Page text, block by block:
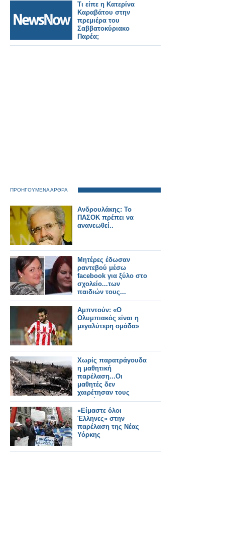
Τι είπε η Κατερίνα
Καραβάτου στην
πρεμιέρα του
Σαββατοκύριακο
Παρέα;
ΠΡΟΗΓΟΥΜΕΝΑ ΑΡΘΡΑ
Aνδρουλάκης: To
ΠΑΣΟΚ πρέπει να
ανανεωθεί..
Μητέρες έδωσαν
ραντεβού μέσω
facebook για ξύλο στο
σχολείο...των
παιδιών τους...
Αμπντούν: «Ο
Ολυμπιακός είναι η
μεγαλύτερη ομάδα»
Χωρίς παρατράγουδα
η μαθητική
παρέλαση...Οι
μαθητές δεν
χαιρέτησαν τους
επισήμους..23
προσαγωγές από την
ΕΛΑΣ
«Είμαστε όλοι
Έλληνες» στην
παρέλαση της Νέας
Υόρκης